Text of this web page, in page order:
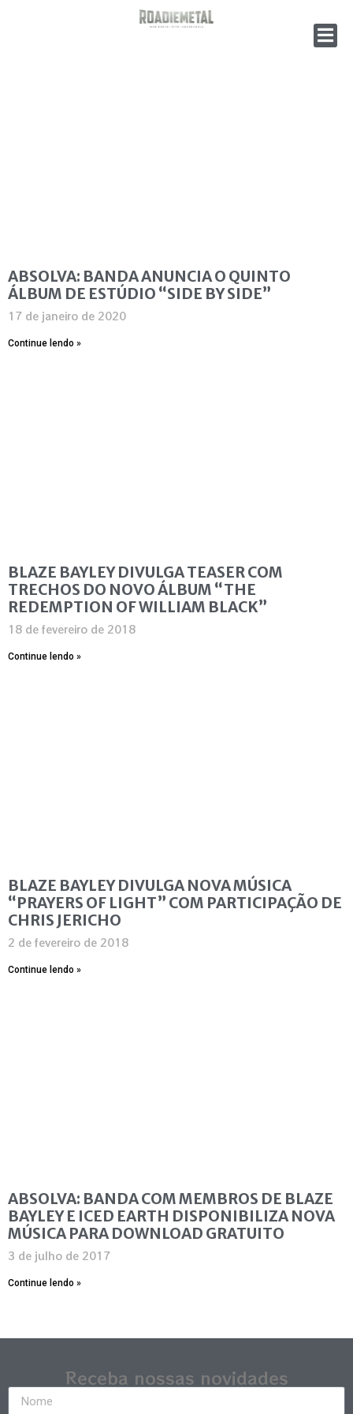
ABSOLVA: BANDA ANUNCIA O QUINTO
ÁLBUM DE ESTÚDIO “SIDE BY SIDE”
17 de janeiro de 2020
Continue lendo »
BLAZE BAYLEY DIVULGA TEASER COM
TRECHOS DO NOVO ÁLBUM “THE
REDEMPTION OF WILLIAM BLACK”
18 de fevereiro de 2018
Continue lendo »
BLAZE BAYLEY DIVULGA NOVA MÚSICA
“PRAYERS OF LIGHT” COM PARTICIPAÇÃO DE
CHRIS JERICHO
2 de fevereiro de 2018
Continue lendo »
ABSOLVA: BANDA COM MEMBROS DE BLAZE
BAYLEY E ICED EARTH DISPONIBILIZA NOVA
MÚSICA PARA DOWNLOAD GRATUITO
3 de julho de 2017
Continue lendo »
Receba nossas novidades